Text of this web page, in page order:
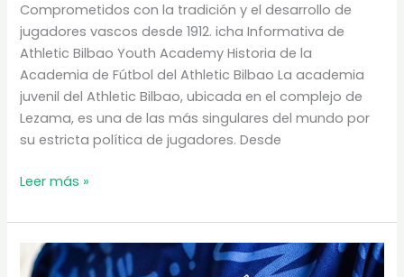
Comprometidos con la tradición y el desarrollo de
jugadores vascos desde 1912. icha Informativa de
Athletic Bilbao Youth Academy Historia de la
Academia de Fútbol del Athletic Bilbao La academia
juvenil del Athletic Bilbao, ubicada en el complejo de
Lezama, es una de las más singulares del mundo por
su estricta política de jugadores. Desde
Athletic
Youth
Academy:
La
Leer más »